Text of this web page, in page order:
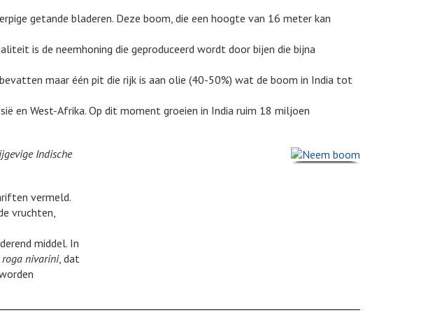
getande bladeren. Deze boom, die een hoogte van 16 meter kan
is de neemhoning die geproduceerd wordt door bijen die bijna
maar één pit die rijk is aan olie (40-50%) wat de boom in India tot
en West-Afrika. Op dit moment groeien in India ruim 18 miljoen
Indische
vermeld.
vruchten,
middel. In
roga nivarini, dat